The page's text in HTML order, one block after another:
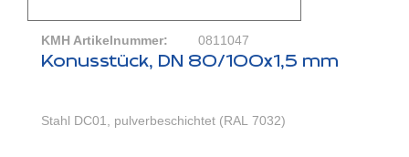
KMH Artikelnummer: 0811047
Konusstück, DN 80/100x1,5 mm
Stahl DC01, pulverbeschichtet (RAL 7032)